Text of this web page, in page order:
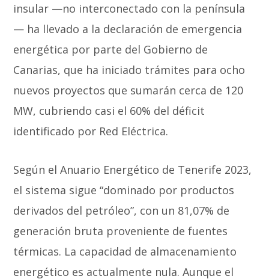
insular —no interconectado con la península
— ha llevado a la declaración de emergencia
energética por parte del Gobierno de
Canarias, que ha iniciado trámites para ocho
nuevos proyectos que sumarán cerca de 120
MW, cubriendo casi el 60% del déficit
identificado por Red Eléctrica.
Según el Anuario Energético de Tenerife 2023,
el sistema sigue “dominado por productos
derivados del petróleo”, con un 81,07% de
generación bruta proveniente de fuentes
térmicas. La capacidad de almacenamiento
energético es actualmente nula. Aunque el